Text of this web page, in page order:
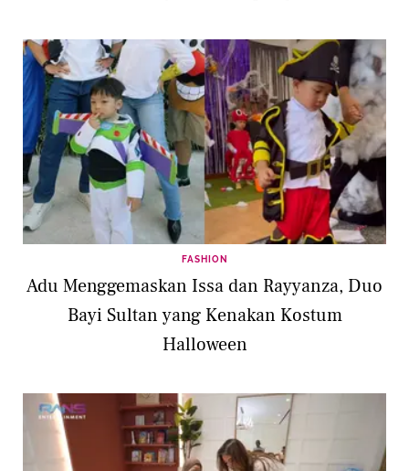
FASHION
Adu Menggemaskan Issa dan Rayyanza, Duo
Bayi Sultan yang Kenakan Kostum
Halloween